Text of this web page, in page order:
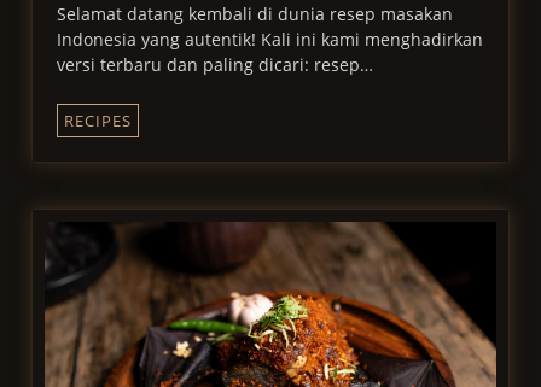
Selamat datang kembali di dunia resep masakan
Indonesia yang autentik! Kali ini kami menghadirkan
versi terbaru dan paling dicari: resep…
RECIPES